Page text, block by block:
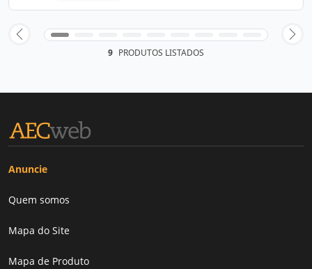
9 PRODUTOS LISTADOS
Anuncie
Quem somos
Mapa do Site
Mapa de Produto